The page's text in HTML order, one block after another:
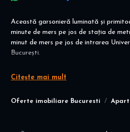
Oferte imobiliare Bucuresti
Această garsonieră luminată și
minute de mers pe jos de stația de
minut de mers pe jos de intrarea
București.
Unitatea este complet mobilată și
centrala proprie, frigider, Tv led,
Citește mai mult